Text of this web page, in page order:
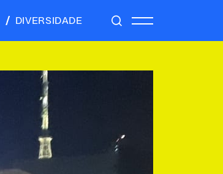
DIVERSIDADE